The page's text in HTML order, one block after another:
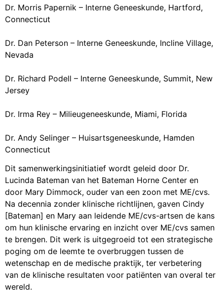
Dr. Morris Papernik – Interne Geneeskunde, Hartford,
Connecticut
Dr. Dan Peterson – Interne Geneeskunde, Incline Village,
Nevada
Dr. Richard Podell – Interne Geneeskunde, Summit, New
Jersey
Dr. Irma Rey – Milieugeneeskunde, Miami, Florida
Dr. Andy Selinger – Huisartsgeneeskunde, Hamden
Connecticut
Dit samenwerkingsinitiatief wordt geleid door Dr.
Lucinda Bateman van het Bateman Horne Center en
door Mary Dimmock, ouder van een zoon met ME/cvs.
Na decennia zonder klinische richtlijnen, gaven Cindy
[Bateman] en Mary aan leidende ME/cvs-artsen de kans
om hun klinische ervaring en inzicht over ME/cvs samen
te brengen. Dit werk is uitgegroeid tot een strategische
poging om de leemte te overbruggen tussen de
wetenschap en de medische praktijk, ter verbetering
van de klinische resultaten voor patiënten van overal ter
wereld.